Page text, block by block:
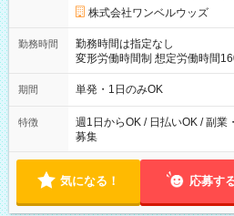
株式会社ワンベルウッズ
勤務時間
勤務時間は指定なし
変形労働時間制 想定労働時間160時間/月 【シフト
～21：00
期間 単発・1日のみOK
特徴
週1日からOK / 日払いOK / 副業
募集
気になる！ 応募す